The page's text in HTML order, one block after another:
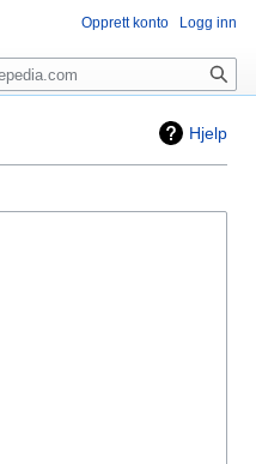
Hjelp
Opprett konto Logg inn